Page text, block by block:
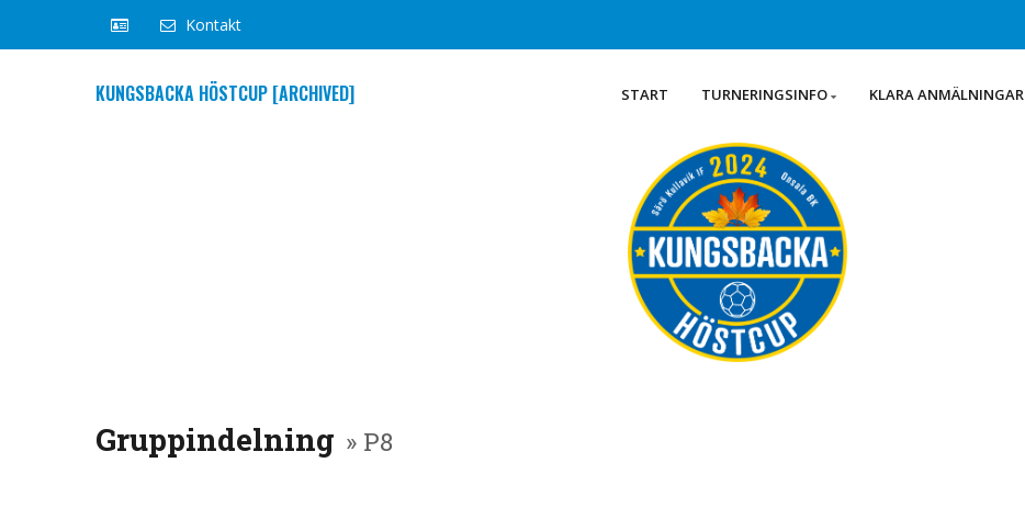
Kontakt
KUNGSBACKA HÖSTCUP [ARCHIVED] START TURNERINGSINFO KLARA ANMÄLNINGAR
Gruppindelning » P8